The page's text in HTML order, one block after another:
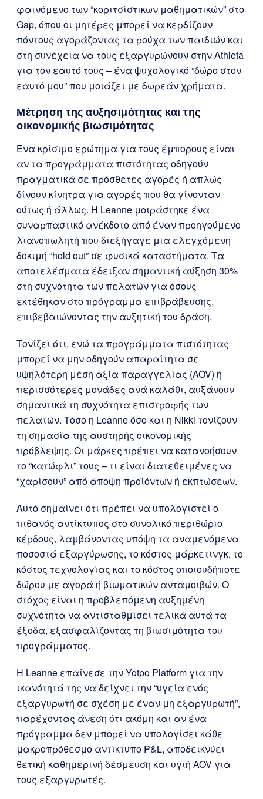
φαινόμενο των “κοριτσίστικων μαθηματικών” στο
Gap, όπου οι μητέρες μπορεί να κερδίζουν
πόντους αγοράζοντας τα ρούχα των παιδιών και
στη συνέχεια να τους εξαργυρώνουν στην Athleta
για τον εαυτό τους – ένα ψυχολογικό “δώρο στον
εαυτό μου” που μοιάζει με δωρεάν χρήματα.
Μέτρηση της αυξησιμότητας και της
οικονομικής βιωσιμότητας
Ένα κρίσιμο ερώτημα για τους έμπορους είναι
αν τα προγράμματα πιστότητας οδηγούν
πραγματικά σε πρόσθετες αγορές ή απλώς
δίνουν κίνητρα για αγορές που θα γίνονταν
ούτως ή άλλως. Η Leanne μοιράστηκε ένα
συναρπαστικό ανέκδοτο από έναν προηγούμενο
λιανοπωλητή που διεξήγαγε μια ελεγχόμενη
δοκιμή “hold out” σε φυσικά καταστήματα. Τα
αποτελέσματα έδειξαν σημαντική αύξηση 30%
στη συχνότητα των πελατών για όσους
εκτέθηκαν στο πρόγραμμα επιβράβευσης,
επιβεβαιώνοντας την αυξητική του δράση.
Τονίζει ότι, ενώ τα προγράμματα πιστότητας
μπορεί να μην οδηγούν απαραίτητα σε
υψηλότερη μέση αξία παραγγελίας (AOV) ή
περισσότερες μονάδες ανά καλάθι, αυξάνουν
σημαντικά τη συχνότητα επιστροφής των
πελατών. Τόσο η Leanne όσο και η Nikki τονίζουν
τη σημασία της αυστηρής οικονομικής
πρόβλεψης. Οι μάρκες πρέπει να κατανοήσουν
το “κατώφλι” τους – τι είναι διατεθειμένες να
“χαρίσουν” από άποψη προϊόντων ή εκπτώσεων.
Αυτό σημαίνει ότι πρέπει να υπολογιστεί ο
πιθανός αντίκτυπος στο συνολικό περιθώριο
κέρδους, λαμβάνοντας υπόψη τα αναμενόμενα
ποσοστά εξαργύρωσης, το κόστος μάρκετινγκ, το
κόστος τεχνολογίας και το κόστος οποιουδήποτε
δώρου με αγορά ή βιωματικών ανταμοιβών. Ο
στόχος είναι η προβλεπόμενη αυξημένη
συχνότητα να αντισταθμίσει τελικά αυτά τα
έξοδα, εξασφαλίζοντας τη βιωσιμότητα του
προγράμματος.
Η Leanne επαίνεσε την Yotpo Platform για την
ικανότητά της να δείχνει την “υγεία ενός
εξαργυρωτή σε σχέση με έναν μη εξαργυρωτή”,
παρέχοντας άνεση ότι ακόμη και αν ένα
πρόγραμμα δεν μπορεί να υπολογίσει κάθε
μακροπρόθεσμο αντίκτυπο P&L, αποδεικνύει
θετική καθημερινή δέσμευση και υγιή AOV για
τους εξαργυρωτές.